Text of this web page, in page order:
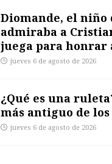
Diomande, el niño
admiraba a
juega para honrar
jueves 6 de agosto de 2026
¿Qué es una
más antiguo de los
jueves 6 de agosto de 2026